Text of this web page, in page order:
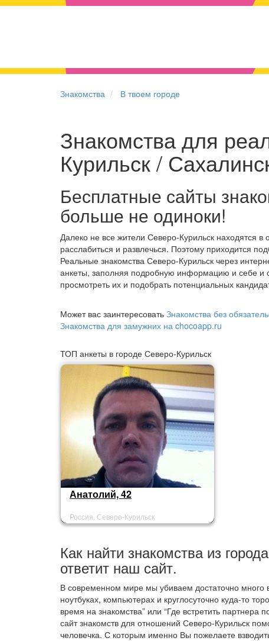
Знакомства В твоем городе
Знакомства для
Курильск /
Бесплатные сайты
больше не одиноки!
Далеко не все жители Северо-Курильск находятся
расслабиться и развлечься. Поэтому приходится
Реальные знакомства Северо-Курильск через
анкеты, заполняя подробную информацию и себе и
просмотреть их и подобрать потенциальных
Может вас заинтересовать Знакомства без
Знакомства для замужних на chocoapp.ru
ТОП анкеты в городе Северо-Курильск
Анатолий, 42
Россия, Северо-Курильск
Как найти знакомства из
ответит наш сайт.
В современном мире мы убиваем достаточно
ноутбуках, компьютерах и круглосуточно куда-то
время на знакомства” или “Где встретить
сайт знакомств для отношений Северо-Курильск
человечка. С которым именно Вы пожелаете